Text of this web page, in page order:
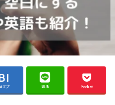
てブ 送る Pocket